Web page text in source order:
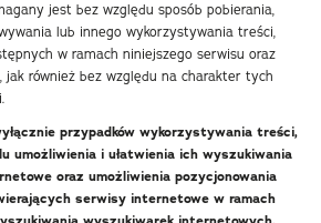
jest bez względu sposób pobierania,
lub innego wykorzystywania treści,
w ramach niniejszego serwisu oraz
jak również bez względu na charakter tych
przypadków wykorzystywania treści,
umożliwienia i ułatwienia ich wyszukiwania
oraz umożliwienia pozycjonowania
serwisy internetowe w ramach